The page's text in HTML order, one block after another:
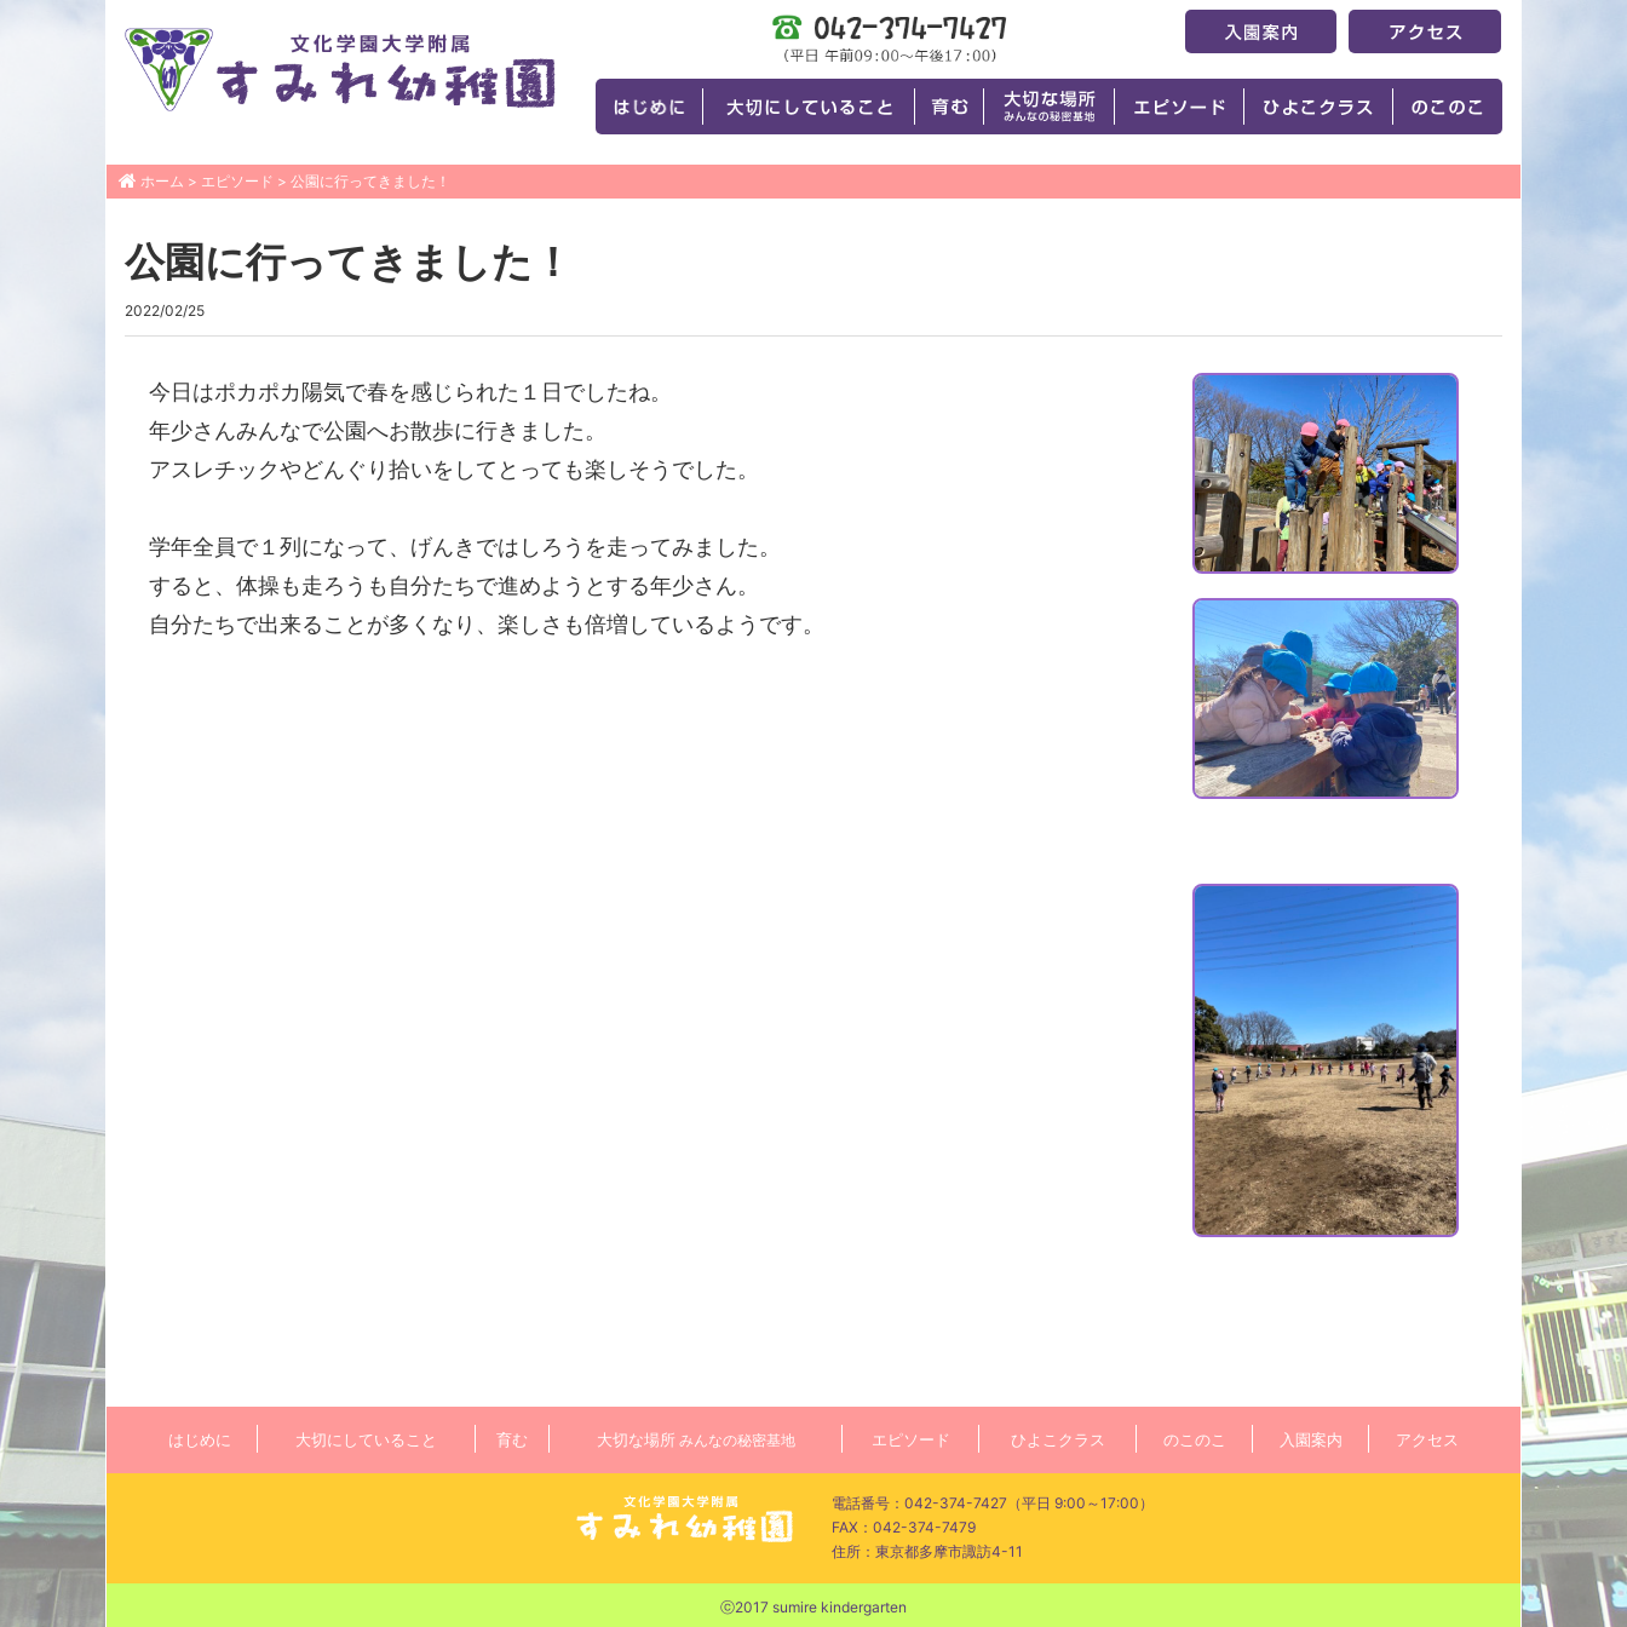
ホーム > エピソード > 公園に行ってきました！
公園に行ってきました！
2022/02/25
今日はポカポカ陽気で春を感じられた１日でしたね。
年少さんみんなで公園へお散歩に行きました。
アスレチックやどんぐり拾いをしてとっても楽しそうでした。
学年全員で１列になって、げんきではしろうを走ってみました。
すると、体操も走ろうも自分たちで進めようとする年少さん。
自分たちで出来ることが多くなり、楽しさも倍増しているようです。
はじめに 大切にしていること 育む 大切な場所 みんなの秘密基地 エピソード ひよこクラス のこのこ 入園案内 アクセス
電話番号：042-374-7427（平日 9:00～17:00）
FAX：042-374-7479
住所：東京都多摩市諏訪4-11
ⓒ2017 sumire kindergarten